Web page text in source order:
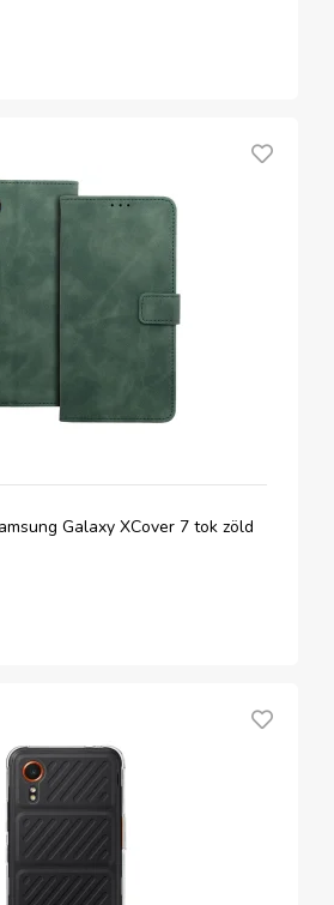
Galaxy XCover 7 tok zöld